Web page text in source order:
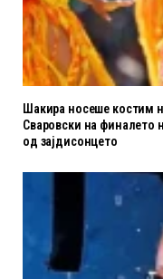
Шакира носеше костим
Сваровски на финалето
од зајдисонцето